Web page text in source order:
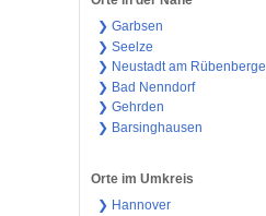
❯ Garbsen
❯ Seelze
❯ Neustadt am Rübenberge
❯ Bad Nenndorf
❯ Gehrden
❯ Barsinghausen
Orte im Umkreis
❯ Hannover